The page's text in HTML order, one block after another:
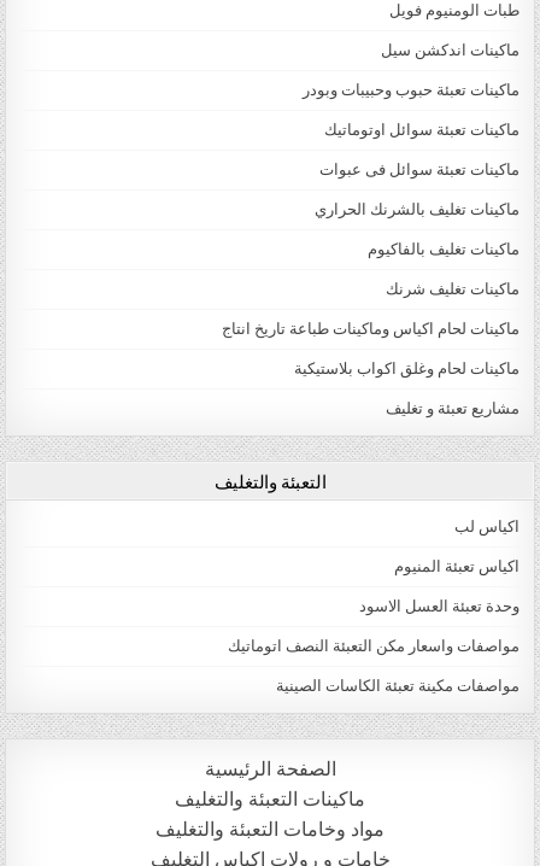
طبات الومنيوم فويل
ماكينات اندكشن سيل
ماكينات تعبئة حبوب وحبيبات وبودر
ماكينات تعبئة سوائل اوتوماتيك
ماكينات تعبئة سوائل فى عبوات
ماكينات تغليف بالشرنك الحراري
ماكينات تغليف بالفاكيوم
ماكينات تغليف شرنك
ماكينات لحام اكياس وماكينات طباعة تاريخ انتاج
ماكينات لحام وغلق اكواب بلاستيكية
مشاريع تعبئة و تغليف
التعبئة والتغليف
اكياس لب
اكياس تعبئة المنيوم
وحدة تعبئة العسل الاسود
مواصفات واسعار مكن التعبئة النصف اتوماتيك
مواصفات مكينة تعبئة الكاسات الصينية
الصفحة الرئيسية
ماكينات التعبئة والتغليف
مواد وخامات التعبئة والتغليف
خامات و رولات اكياس التغليف